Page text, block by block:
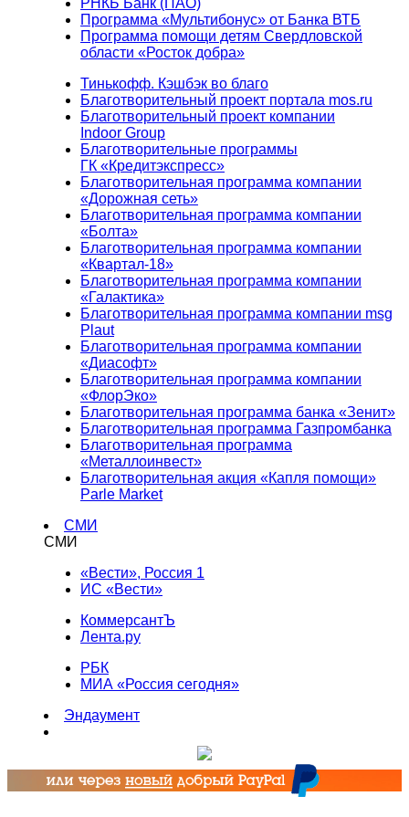
РНКБ Банк (ПАО)
Программа «Мультибонус» от Банка ВТБ
Программа помощи детям Свердловской
области «Росток добра»
Тинькофф. Кэшбэк во благо
Благотворительный проект портала mos.ru
Благотворительный проект компании
Indoor Group
Благотворительные программы
ГК «Кредитэкспресс»
Благотворительная программа компании
«Дорожная сеть»
Благотворительная программа компании
«Болта»
Благотворительная программа компании
«Квартал-18»
Благотворительная программа компании
«Галактика»
Благотворительная программа компании msg
Plaut
Благотворительная программа компании
«Диасофт»
Благотворительная программа компании
«ФлорЭко»
Благотворительная программа банка «Зенит»
Благотворительная программа Газпромбанка
Благотворительная программа
«Металлоинвест»
Благотворительная акция «Капля помощи»
Parle Market
СМИ
СМИ
«Вести», Россия 1
ИС «Вести»
КоммерсантЪ
Лента.ру
РБК
МИА «Россия сегодня»
Эндаумент